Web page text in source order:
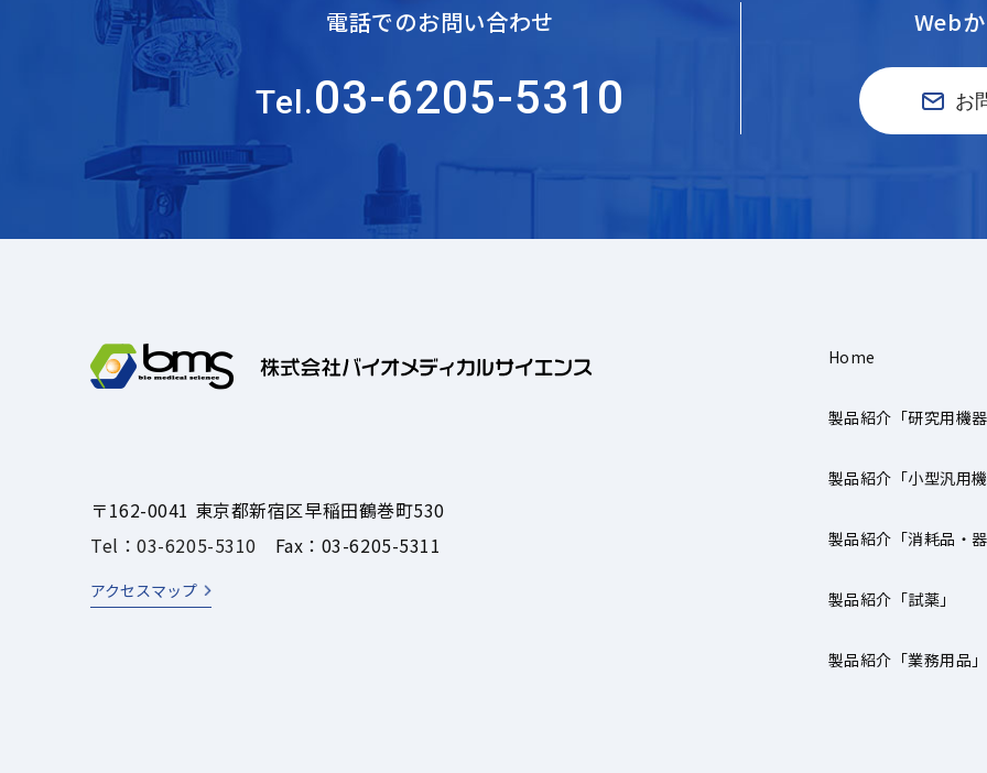
電話でのお問い合わせ
Tel.03-6205-5310
Web
お
〒162-0041 東京都新宿区早稲田鶴巻町530
Tel：03-6205-5310 Fax：03-6205-5311
アクセスマップ
Home
製品紹介「研究用機
製品紹介「小型汎用
製品紹介「消耗品・
製品紹介「試薬」
製品紹介「業務用品」